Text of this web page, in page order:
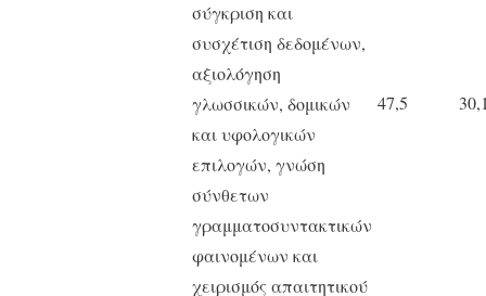
σύγκριση και
συσχέτιση δεδομένων,
αξιολόγηση
γλωσσικών, δομικών
και υφολογικών
επιλογών, γνώση
σύνθετων
γραμματοσυντακτικών
φαινομένων και
χειρισμός απαιτητικού
47,5